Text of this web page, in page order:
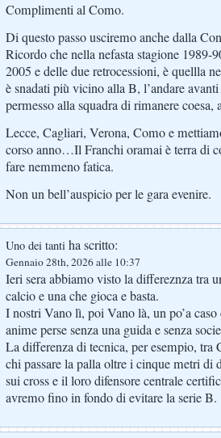
Complimenti al Como.
Di questo passo usciremo anche dalla
Ricordo che nella nefasta stagione 1989-
2005 e delle due retrocessioni, è quellla
è snadati più vicino alla B, l’andare
permesso alla squadra di rimanere coesa,
Lecce, Cagliari, Verona, Como e
corso anno…Il Franchi oramai è terra di
fare nemmeno fatica.
Non un bell’auspicio per le gara evenire.
Uno dei tanti ha scritto:
Gennaio 28th, 2026 alle 10:37
Ieri sera abbiamo visto la differeznza tra
calcio e una che gioca e basta.
I nostri Vano lì, poi Vano là, un po’a caso
anime perse senza una guida e senza
La differenza di tecnica, per esempio, tra
chi passare la palla oltre i cinque metri di
sui cross e il loro difensore centrale
avremo fino in fondo di evitare la serie B.